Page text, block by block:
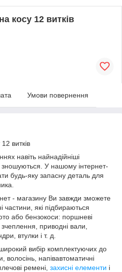
косу 12 витків
Умови повернення
витків
навіть найнадійніші
У нашому інтернет-
будь-яку запасну деталь для
- магазину Ви завжди зможете
частини, які підбираються
або бензокоси: поршневі
приводні вали,
втулки і т. д.
вибір комплектуючих до
напівавтоматичні
ремені, захисні елементи і